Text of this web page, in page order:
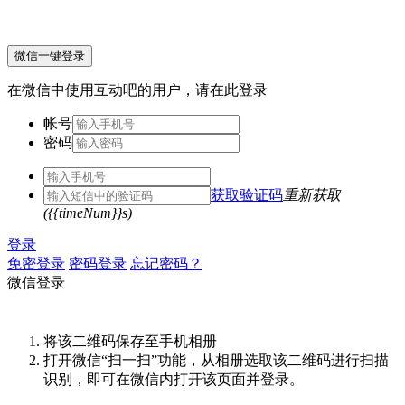
微信一键登录
在微信中使用互动吧的用户，请在此登录
帐号
密码
获取验证码重新获取
({{timeNum}}s)
登录
免密登录 密码登录 忘记密码？
微信登录
将该二维码保存至手机相册
打开微信“扫一扫”功能，从相册选取该二维码进行扫描
识别，即可在微信内打开该页面并登录。